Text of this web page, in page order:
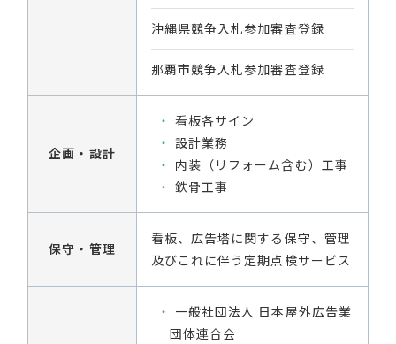
沖縄県競争入札参加審査登録
那覇市競争入札参加審査登録
企画・設計
看板各サイン
設計業務
内装（リフォーム含む）工事
鉄骨工事
保守・管理
看板、広告塔に関する保守、管理
及びこれに伴う定期点検サービス
一般社団法人 日本屋外広告業
団体連合会